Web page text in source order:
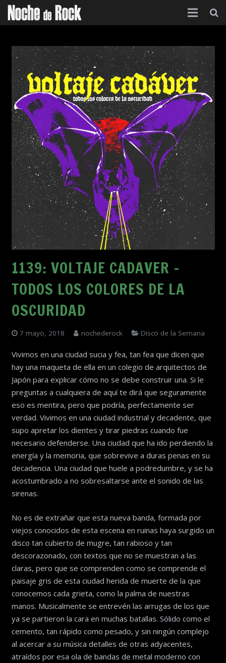
Categorías
Agenda
Foro
Contacto
Acerca de
1139: VOLTAJE CADAVER –
TODOS LOS COLORES DE LA
OSCURIDAD
7 mayo, 2018 nochederock Disco de la Semana
Vivimos en una ciudad sucia y fea, tan fea que dicen que
hay una maqueta de ella en un colegio de arquitectos de
Japón para explicar cómo no se debe construir una. Si le
preguntas a cualquiera de aquí te dirá que seguramente
eso es mentira, pero que podría, perfectamente ser
verdad. Vivimos en una ciudad industrial y decadente, que
supo apretar los dientes y tirar piedras cuando fue
necesario defenderse. Una ciudad que ha ido perdiendo la
energía y la memoria, que sobrevive a duras penas en su
decadencia. Una ciudad que huele a podredumbre, y se ha
acostumbrado a no sobresaltarse ante el sonido de las
sirenas.
No es de extrañar que esta nueva banda, formada por
viejos conocidos de esta escena en ruinas haya surgido un
disco tan cubierto de mugre, tan rabioso y tan
descorazonado, con textos que no se muestran a las
claras, pero que se comprenden como se comprende el
paisaje gris de esta ciudad herida de muerte de la que
conocemos cada grieta, como la palma de nuestras
manos. Musicalmente se entrevén las arrugas de los que
ya se partieron la cara en muchas batallas. Sólido como el
cemento, tan rápido como pesado, y sin ningún complejo
al acercar a su música detalles de otras adyacentes,
atraídos por esa ola de bandas de metal moderno con